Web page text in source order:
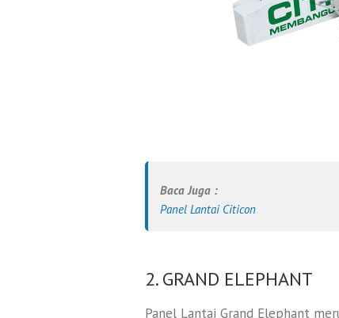
Baca Juga :
Panel Lantai Citicon
2. GRAND ELEPHANT
Panel Lantai Grand Elephant